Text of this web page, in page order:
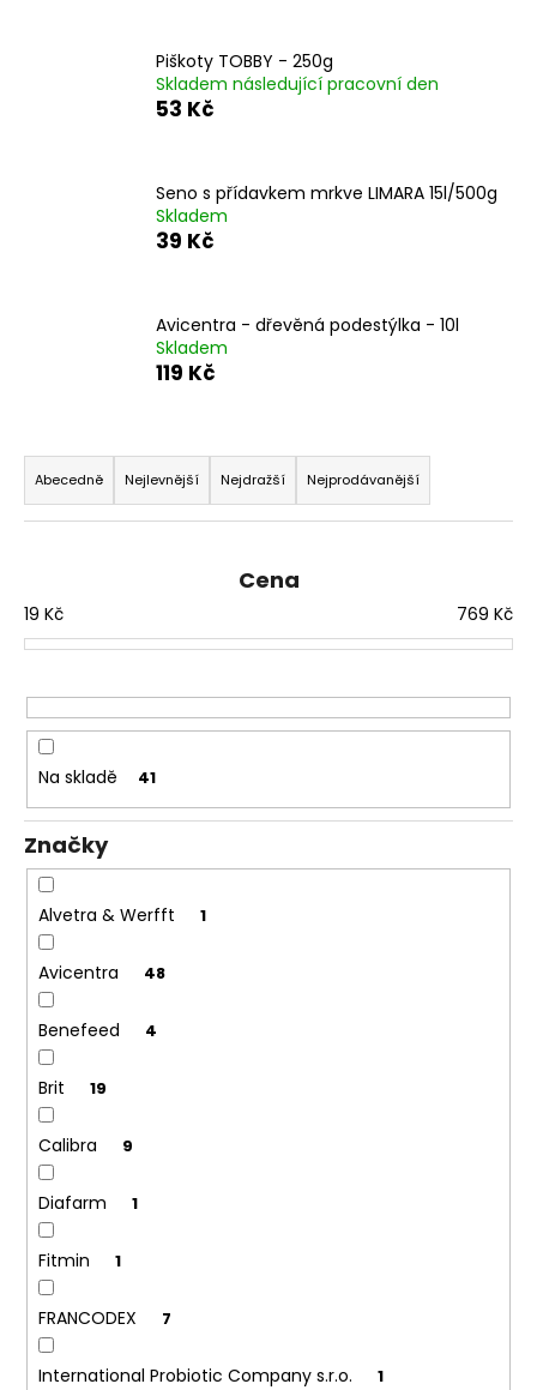
Piškoty TOBBY - 250g
Skladem následující pracovní den
53 Kč
Seno s přídavkem mrkve LIMARA 15l/500g
Skladem
39 Kč
Avicentra - dřevěná podestýlka - 10l
Skladem
119 Kč
Ř
a
z
í
p
o
d
u
k
t
ů
Abecedně Nejlevnější Nejdražší Nejprodávanější
Cena
19 Kč 769 Kč
Na skladě 41
Značky
Alvetra & Werfft 1
Avicentra 48
Benefeed 4
Brit 19
Calibra 9
Diafarm 1
Fitmin 1
FRANCODEX 7
International Probiotic Company s.r.o. 1
o
u
e
m